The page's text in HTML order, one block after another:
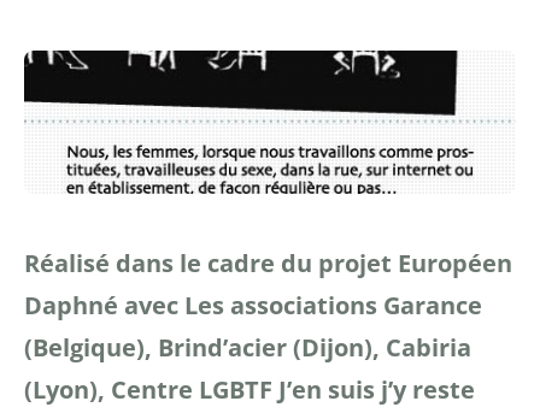
Réalisé dans le cadre du projet Européen
Daphné avec Les associations Garance
(Belgique), Brind’acier (Dijon), Cabiria
(Lyon), Centre LGBTF J’en suis j’y reste